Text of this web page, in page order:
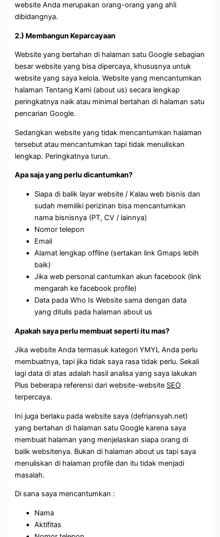
website Anda merupakan orang-orang yang ahli
dibidangnya.
2.) Membangun Keparcayaan
Website yang bertahan di halaman satu Google sebagian
besar website yang bisa dipercaya, khususnya untuk
website yang saya kelola. Website yang mencantumkan
halaman Tentang Kami (about us) secara lengkap
peringkatnya naik atau minimal bertahan di halaman satu
pencarian Google.
Sedangkan website yang tidak mencantumkan halaman
tersebut atau mencantumkan tapi tidak menuliskan
lengkap. Peringkatnya turun.
Apa saja yang perlu dicantumkan?
Siapa di balik layar website / Kalau web bisnis dan
sudah memiliki perizinan bisa mencantumkan
nama bisnisnya (PT, CV / lainnya)
Nomor telepon
Email
Alamat lengkap offline (sertakan link Gmaps lebih
baik)
Jika web personal cantumkan akun facebook (link
mengarah ke facebook profile)
Data pada Who Is Website sama dengan data
yang ditulis pada halaman about us
Apakah saya perlu membuat seperti itu mas?
Jika website Anda termasuk kategori YMYL Anda perlu
membuatnya, tapi jika tidak saya rasa tidak perlu. Sekali
lagi data di atas adalah hasil analisa yang saya lakukan
Plus beberapa referensi dari website-website SEO
terpercaya.
Ini juga berlaku pada website saya (defriansyah.net)
yang bertahan di halaman satu Google karena saya
membuat halaman yang menjelaskan siapa orang di
balik websitenya. Bukan di halaman about us tapi saya
menuliskan di halaman profile dan itu tidak menjadi
masalah.
Di sana saya mencantumkan :
Nama
Aktifitas